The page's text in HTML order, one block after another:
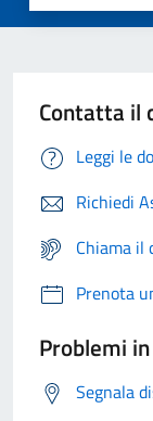
Contatta il
Leggi le
Richiedi
Chiama il
Prenota
Problemi
Segnala